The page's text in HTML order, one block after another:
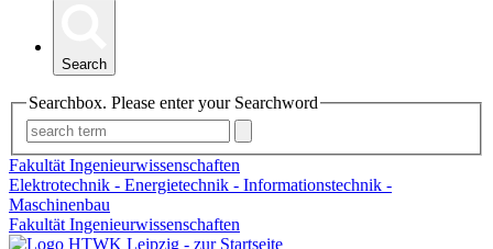
Search
Searchbox. Please enter your Searchword
Fakultät Ingenieurwissenschaften
Elektrotechnik - Energietechnik - Informationstechnik -
Maschinenbau
Fakultät Ingenieurwissenschaften